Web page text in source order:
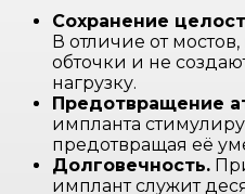
Сохранение
В отличие от
обточки и не
нагрузку.
Предотвращение
импланта
предотвращая её
Долговечность.
имплант служит